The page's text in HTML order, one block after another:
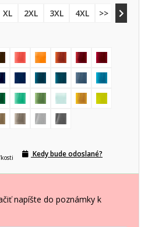
XL 2XL 3XL 4XL >> 5XL
Kedy bude odoslané?
napíšte do poznámky k